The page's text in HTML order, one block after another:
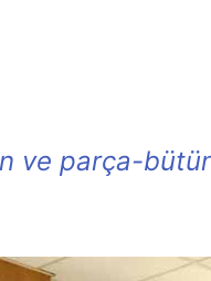
ve parça-